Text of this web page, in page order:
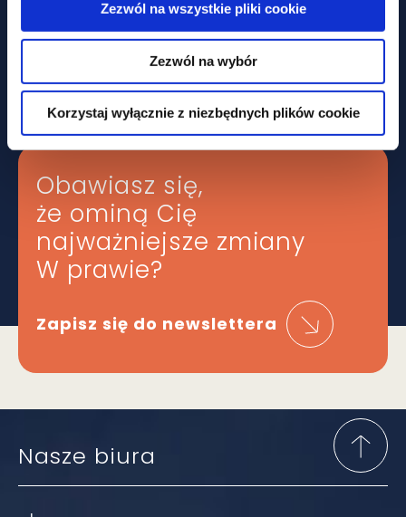
Zezwól na wszystkie pliki cookie
Zezwól na wybór
Korzystaj wyłącznie z niezbędnych plików cookie
Porozumienie polityczne w
sprawie zniesienia progu 150 EUR
dla przesyłek e-commerce -
zmiany już w 2026 r.?
Obawiasz się,
że ominą Cię
najważniejsze zmiany
W prawie?
Zapisz się do newslettera
Nasze biura